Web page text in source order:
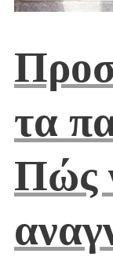
τα
Πώς